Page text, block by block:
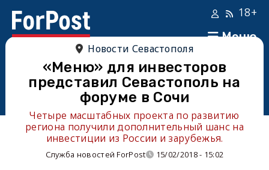
Меню
18+
Новости Севастополя
«Меню» для инвесторов
представил Севастополь на
форуме в Сочи
Четыре масштабных проекта по развитию
региона получили дополнительный шанс на
инвестиции из России и зарубежья.
Служба новостей ForPost 15/02/2018 - 15:02